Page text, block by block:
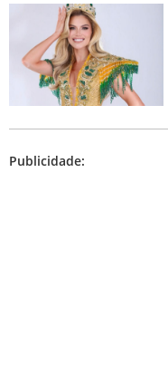
Publicidade: